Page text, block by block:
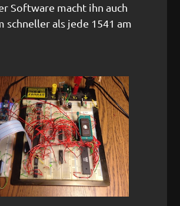
Software macht ihn auch
schneller als jede 1541 am